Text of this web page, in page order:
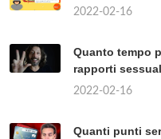
2022-02-16
Quanto tempo
rapporti
2022-02-16
Quanti punti